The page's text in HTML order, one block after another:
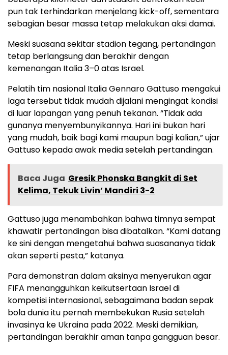
pun tak terhindarkan menjelang kick-off, sementara
sebagian besar massa tetap melakukan aksi damai.
Meski suasana sekitar stadion tegang, pertandingan
tetap berlangsung dan berakhir dengan
kemenangan Italia 3–0 atas Israel.
Pelatih tim nasional Italia Gennaro Gattuso mengakui
laga tersebut tidak mudah dijalani mengingat kondisi
di luar lapangan yang penuh tekanan. “Tidak ada
gunanya menyembunyikannya. Hari ini bukan hari
yang mudah, baik bagi kami maupun bagi kalian,” ujar
Gattuso kepada awak media setelah pertandingan.
Baca Juga Gresik Phonska Bangkit di Set
Kelima, Tekuk Livin’ Mandiri 3-2
Gattuso juga menambahkan bahwa timnya sempat
khawatir pertandingan bisa dibatalkan. “Kami datang
ke sini dengan mengetahui bahwa suasananya tidak
akan seperti pesta,” katanya.
Para demonstran dalam aksinya menyerukan agar
FIFA menangguhkan keikutsertaan Israel di
kompetisi internasional, sebagaimana badan sepak
bola dunia itu pernah membekukan Rusia setelah
invasinya ke Ukraina pada 2022. Meski demikian,
pertandingan berakhir aman tanpa gangguan besar.